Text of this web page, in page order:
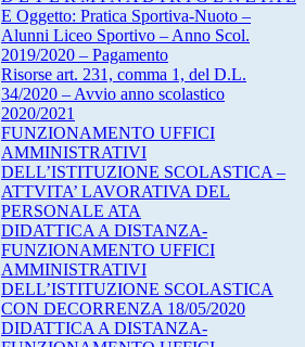
E Oggetto: Pratica Sportiva-Nuoto –
Alunni Liceo Sportivo – Anno Scol.
2019/2020 – Pagamento
Risorse art. 231, comma 1, del D.L.
34/2020 – Avvio anno scolastico
2020/2021
FUNZIONAMENTO UFFICI
AMMINISTRATIVI
DELL’ISTITUZIONE SCOLASTICA –
ATTVITA’ LAVORATIVA DEL
PERSONALE ATA
DIDATTICA A DISTANZA-
FUNZIONAMENTO UFFICI
AMMINISTRATIVI
DELL’ISTITUZIONE SCOLASTICA
CON DECORRENZA 18/05/2020
DIDATTICA A DISTANZA-